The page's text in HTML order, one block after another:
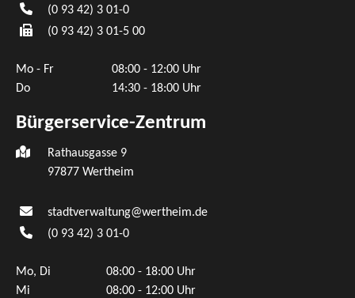
(0 93 42) 3 01-0
(0 93 42) 3 01-5 00
Mo - Fr
08:00 - 12:00 Uhr
Do
14:30 - 18:00 Uhr
Bürgerservice-Zentrum
Rathausgasse 9
97877 Wertheim
stadtverwaltung@wertheim.de
(0 93 42) 3 01-0
Mo, Di
08:00 - 18:00 Uhr
Mi
08:00 - 12:00 Uhr